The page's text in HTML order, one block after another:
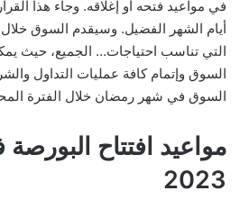
أيام الشهر الفضيل. وسيقدم السوق خلال
التي تناسب احتياجات… الجميع، حيث
السوق وإتمام كافة عمليات التداول
السوق في شهر رمضان خلال الفترة
مواعيد افتتاح
2023